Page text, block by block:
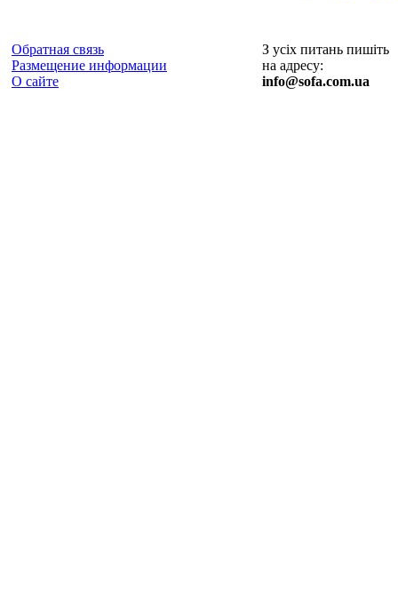
Обратная связь
Размещение информации
О сайте
З усіх питань пишіть
на адресу:
info@sofa.com.ua